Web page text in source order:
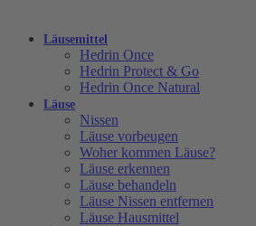
Läusemittel
Hedrin Once
Hedrin Protect & Go
Hedrin Once Natural
Läuse
Nissen
Läuse vorbeugen
Woher kommen Läuse?
Läuse erkennen
Läuse behandeln
Läuse Nissen entfernen
Läuse Hausmittel